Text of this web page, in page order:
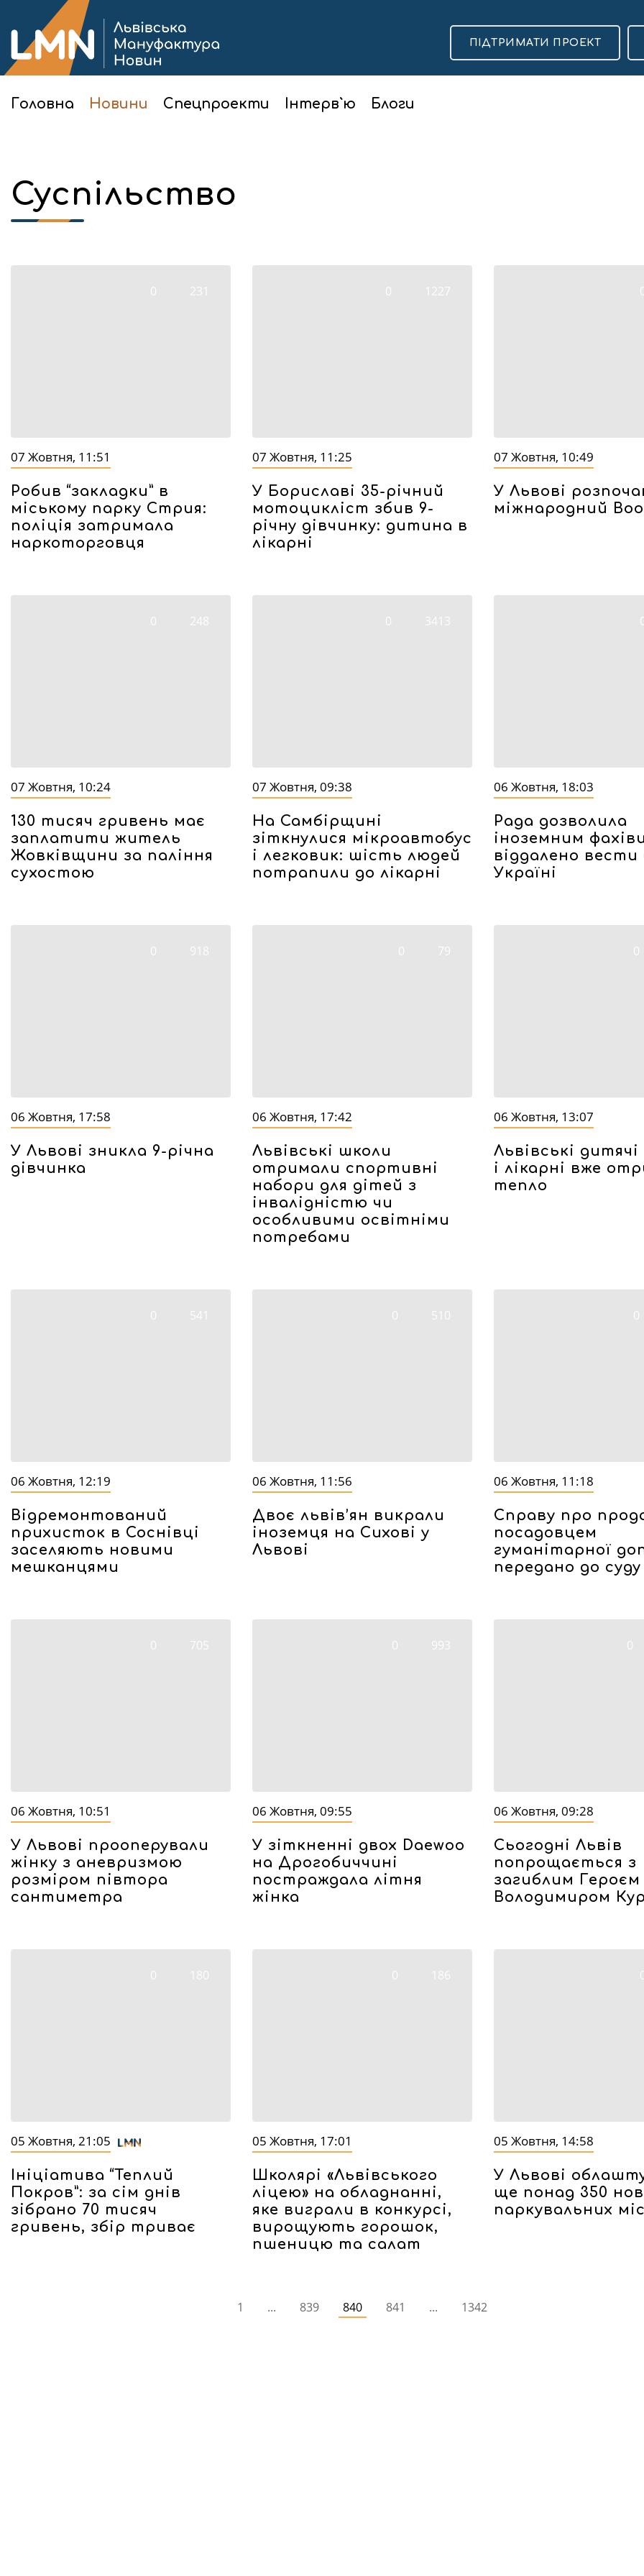
Головна Новини Спецпроекти Інтерв`ю Блоги
ПІДТРИМАТИ ПРОЕКТ
Суспільство
0 231
07 Жовтня, 11:51
Робив “закладки” в
міському парку Стрия:
поліція затримала
наркоторговця
0 1227
07 Жовтня, 11:25
У Бориславі 35-річний
мотоцикліст збив 9-
річну дівчинку: дитина в
лікарні
07 Жовтня, 10:49
У Львові
міжнародний
0 248
07 Жовтня, 10:24
130 тисяч гривень має
заплатити житель
Жовківщини за паління
сухостою
0 3413
07 Жовтня, 09:38
На Самбірщині
зіткнулися мікроавтобус
і легковик: шість людей
потрапили до лікарні
06 Жовтня, 18:03
Рада дозволила
іноземним
віддалено вести
Україні
0 918
06 Жовтня, 17:58
У Львові зникла 9-річна
дівчинка
0 79
06 Жовтня, 17:42
Львівські школи
отримали спортивні
набори для дітей з
інвалідністю чи
особливими освітніми
потребами
0
06 Жовтня, 13:07
Львівські
і лікарні вже
тепло
0 541
06 Жовтня, 12:19
Відремонтований
прихисток в Соснівці
заселяють новими
мешканцями
0 510
06 Жовтня, 11:56
Двоє львів’ян викрали
іноземця на Сихові у
Львові
0
06 Жовтня, 11:18
Справу про
посадовцем
гуманітарної
передано до суду
0 705
06 Жовтня, 10:51
У Львові прооперували
жінку з аневризмою
розміром півтора
сантиметра
0 993
06 Жовтня, 09:55
У зіткненні двох Daewoo
на Дрогобиччині
постраждала літня
жінка
0
06 Жовтня, 09:28
Сьогодні Львів
попрощається з
загиблим Героєм
Володимиром
0 180
05 Жовтня, 21:05
Ініціатива “Теплий
Покров”: за сім днів
зібрано 70 тисяч
гривень, збір триває
0 186
05 Жовтня, 17:01
Школярі «Львівського
ліцею» на обладнанні,
яке виграли в конкурсі,
вирощують горошок,
пшеницю та салат
05 Жовтня, 14:58
У Львові
ще понад 350
паркувальних
1 ... 839 840 841 ... 1342